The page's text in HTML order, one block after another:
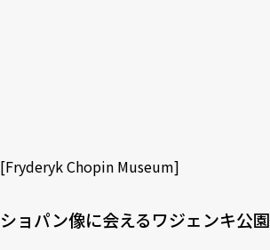
[Fryderyk Chopin Museum]
ショパン像に会えるワジェンキ公園